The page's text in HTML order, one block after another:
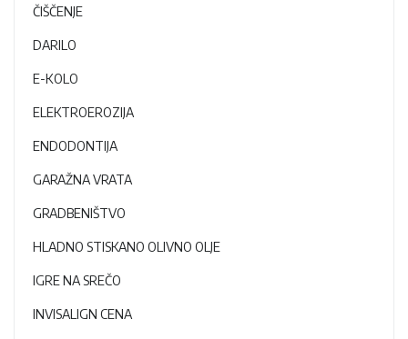
ČIŠČENJE
DARILO
E-KOLO
ELEKTROEROZIJA
ENDODONTIJA
GARAŽNA VRATA
GRADBENIŠTVO
HLADNO STISKANO OLIVNO OLJE
IGRE NA SREČO
INVISALIGN CENA